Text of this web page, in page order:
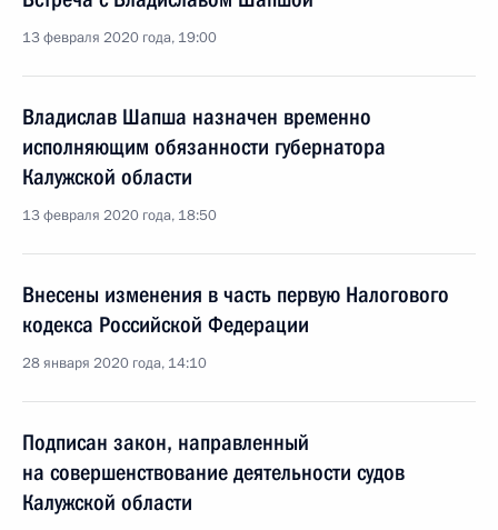
13 февраля 2020 года, 19:00
Владислав Шапша назначен временно
исполняющим обязанности губернатора
Калужской области
13 февраля 2020 года, 18:50
Внесены изменения в часть первую Налогового
кодекса Российской Федерации
28 января 2020 года, 14:10
Подписан закон, направленный
на совершенствование деятельности судов
Калужской области